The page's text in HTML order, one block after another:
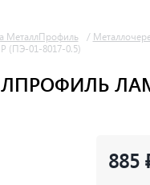
МеталлПрофиль /
(ПЭ-01-8017-0.5)
885